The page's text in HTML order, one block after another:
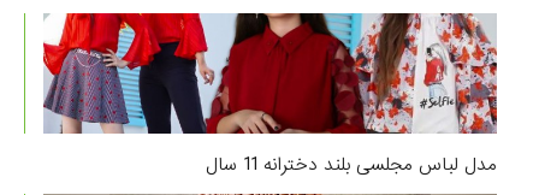
مدل لباس مجلسی بلند دخترانه 11 سال